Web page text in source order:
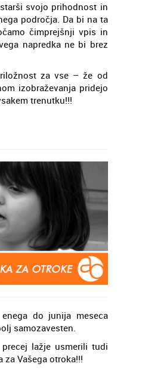
svojo prihodnost in
področja. Da bi na ta
čimprejšnji vpis in
napredka ne bi brez
za vse – že od
izobraževanja pridejo
trenutku!!!
do junija meseca
samozavesten.
lažje usmerili tudi
Vašega otroka!!!